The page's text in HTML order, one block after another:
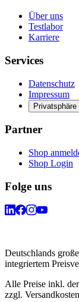
Über uns
Testlabor
Karriere
Services
Datenschutz
Impressum
Privatsphäre
Partner
Shop
Shop Login
Folge uns
Deutschlands
integriertem
Alle Preise inkl.
zzgl.